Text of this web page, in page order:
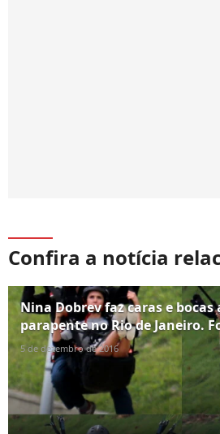
Confira a notícia
Nina Dobrev faz caras e bocas
parapente no Rio de Janeiro.
5 de dezembro de 2016